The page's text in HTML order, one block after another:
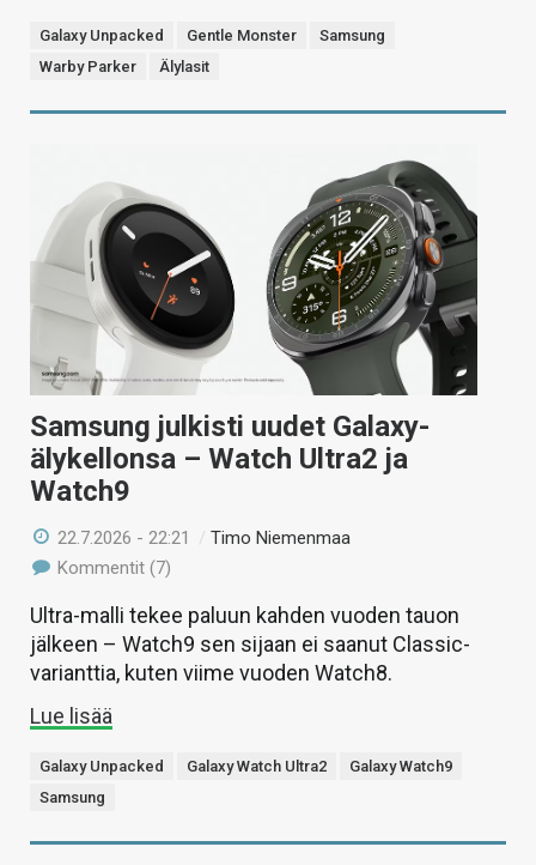
Galaxy Unpacked Gentle Monster
Samsung
Warby Parker
Älylasit
Samsung julkisti uudet Galaxy-
älykellonsa – Watch Ultra2 ja
Watch9
22.7.2026 - 22:21 /Timo Niemenmaa
Kommentit (7)
Ultra-malli tekee paluun kahden vuoden tauon
jälkeen – Watch9 sen sijaan ei saanut Classic-
varianttia, kuten viime vuoden Watch8.
Lue lisää
Galaxy Unpacked Galaxy Watch Ultra2
Galaxy Watch9
Samsung